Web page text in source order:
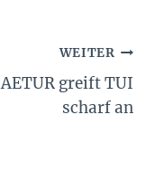
WEITER
AETUR greift TUI
scharf an